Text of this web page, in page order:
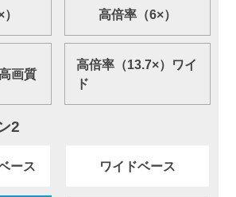
高倍率（6×）
画質
高倍率（13.7×）ワイ
ド
2
ース ワイドベース